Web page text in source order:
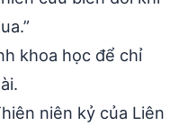
khoa học để chỉ
niên kỷ của Liên